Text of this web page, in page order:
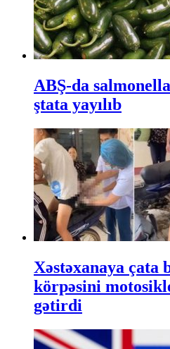
ABŞ-da
ştata yayılıb
Xəstəxanaya çata
körpəsini
gətirdi